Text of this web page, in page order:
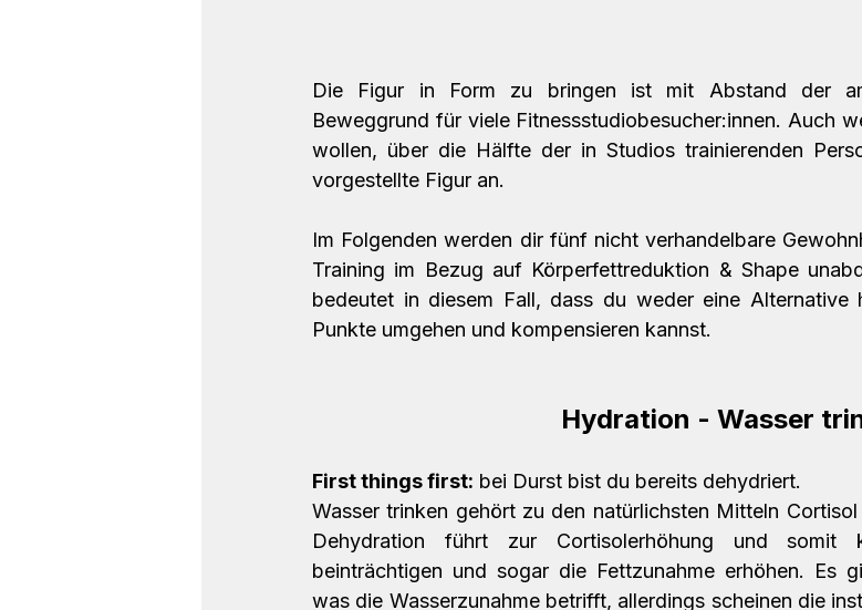
Die Figur in Form zu bringen ist mit Abstand der
Beweggrund für viele Fitnessstudiobesucher:innen. Auch
wollen, über die Hälfte der in Studios trainierenden
vorgestellte Figur an.
Im Folgenden werden dir fünf nicht verhandelbare
Training im Bezug auf Körperfettreduktion & Shape
bedeutet in diesem Fall, dass du weder eine Alternative
Punkte umgehen und kompensieren kannst.
Hydration - Wasser
First things first: bei Durst bist du bereits dehydriert.
Wasser trinken gehört zu den natürlichsten Mitteln
Dehydration führt zur Cortisolerhöhung und somit
beinträchtigen und sogar die Fettzunahme erhöhen. Es
was die Wasserzunahme betrifft, allerdings scheinen die